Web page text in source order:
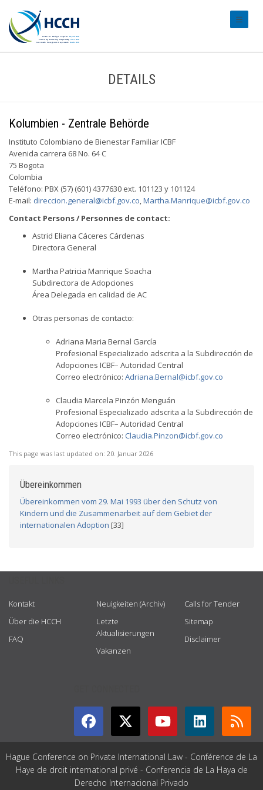
DETAILS
Kolumbien - Zentrale Behörde
Instituto Colombiano de Bienestar Familiar ICBF
Avenida carrera 68 No. 64 C
75 Bogota
Colombia
Teléfono: PBX (57) (601) 4377630 ext. 101123 y 101124
E-mail: direccion.general@icbf.gov.co,Martha.Manrique@icbf.gov.co
Contact Persons / Personnes de contact:
Astrid Eliana Cáceres Cárdenas
Directora General
Martha Patricia Manrique Soacha
Subdirectora de Adopciones
Área Delegada en calidad de AC
Otras personas de contacto:
Adriana Maria Bernal García
Profesional Especializado adscrita a la Subdirección de
Adopciones ICBF– Autoridad Central
Correo electrónico: Adriana.Bernal@icbf.gov.co
Claudia Marcela Pinzón Menguán
Profesional Especializado adscrita a la Subdirección de
Adopciones ICBF– Autoridad Central
Correo electrónico: Claudia.Pinzon@icbf.gov.co
This page was last updated on: 20. Januar 2026
Übereinkommen
Übereinkommen vom 29. Mai 1993 über den Schutz von
Kindern und die Zusammenarbeit auf dem Gebiet der
internationalen Adoption [33]
Kontakt
Über die HCCH
FAQ
Neuigkeiten (Archiv)
Letzte
Aktualisierungen
Vakanzen
Calls for Tender
Sitemap
Disclaimer
Hague Conference on Private International Law - Conférence de La
Haye de droit international privé - Conferencia de La Haya de
Derecho Internacional Privado